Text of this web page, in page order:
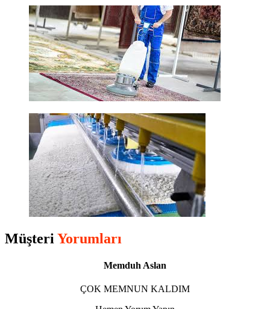
MüşteriYorumları
Memduh Aslan
ÇOK MEMNUN KALDIM